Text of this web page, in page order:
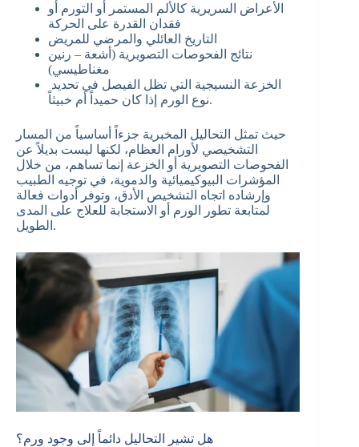
الأعراض السريرية كالألم المستمر أو التورم أو
فقدان القدرة على الحركة
التاريخ العائلي والمرضي للمريض
نتائج الفحوصات التصويرية (أشعة – رنين
مغناطيسي)
نوع الورم إذا كان حميداً أم خبيثاً.
حيث تمثل التحاليل المخبرية جزءاً أساسياً من المسار
التشخيصي لأورام العظام، لكنها ليست بديلاً عن
الفحوصات التصويرية أو الخزعة إنما تساهم، من خلال
المؤشرات البيوكيميائية والدموية، في توجيه الطبيب
وإرشاده اتجاه التشخيص الأدق، وتوفر أدوات فعالة
لمتابعة تطور الورم أو الاستجابة للعلاج على المدى
الطويل.
هل تشير التحاليل دائماً إلى وجود ورم؟